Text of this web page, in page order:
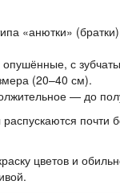
«анютки»
с
(20–40 см).
— до
распускаются
цветов и